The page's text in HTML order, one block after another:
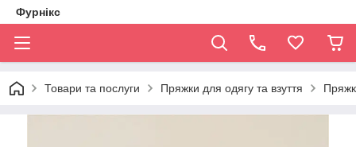
Фурнікс
Товари та послуги Пряжки для одягу та взуття